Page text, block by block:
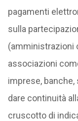
pagamenti
sulla
(amministrazioni
associazioni
imprese,
dare continuità
cruscotto di